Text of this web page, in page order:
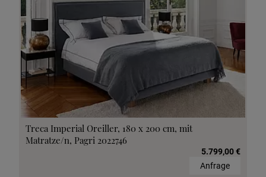
Treca Imperial Oreiller, 180 x 200 cm, mit
Matratze/n, Pagri 2022746
5.799,00 €
Anfrage